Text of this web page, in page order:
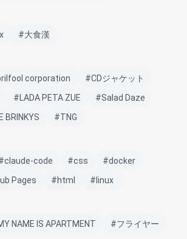
#大食漢
corporation
#CDジャケット
#LADA PETA ZUE
#Salad Daze
BRINKYS #TNG
code #css
#docker
Pages #html #linux
NAME IS APARTMENT #フライヤー